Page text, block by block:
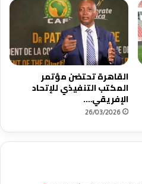
القاهرة تحتضن مؤتمر
المكتب التنفيذي للإتحاد
الإفريقي….
26/03/2026